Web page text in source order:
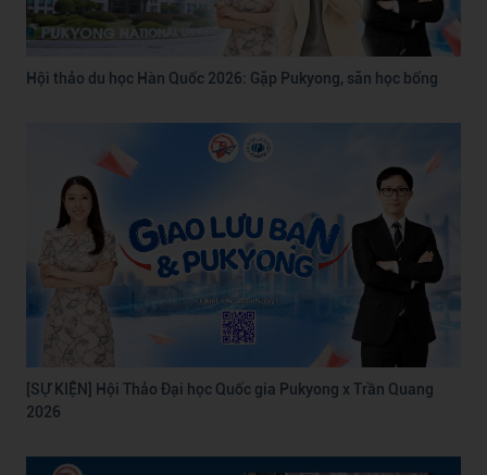
Hội thảo du học Hàn Quốc 2026: Gặp Pukyong, săn học bổng
[SỰ KIỆN] Hội Thảo Đại học Quốc gia Pukyong x Trần Quang
2026